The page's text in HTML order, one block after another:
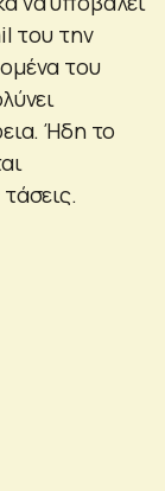
του την
του
Ήδη το